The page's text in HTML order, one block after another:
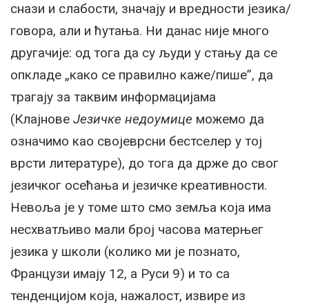
снази и слабости, значају и вредности језика/
говора, али и ћутања. Ни данас није много
другачије: од тога да су људи у стању да се
опкладе „како се правилно каже/пише”, да
трагају за таквим информацијама
(Клајнове Језичке недоумице можемо да
означимо као својеврсни бестселер у тој
врсти литературе), до тога да држе до свог
језичког осећања и језичке креативности.
Невоља је у томе што смо земља која има
несхватљиво мали број часова матерњег
језика у школи (колико ми је познато,
Французи имају 12, а Руси 9) и то са
тенденцијом која, нажалост, извире из